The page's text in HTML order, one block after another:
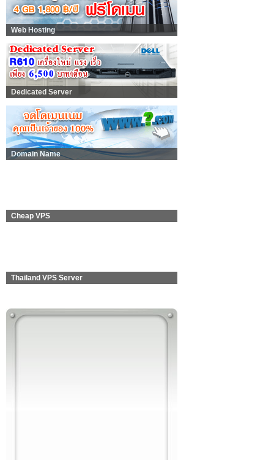
Web Hosting
Dedicated Server
Domain Name
Cheap VPS
Thailand VPS Server